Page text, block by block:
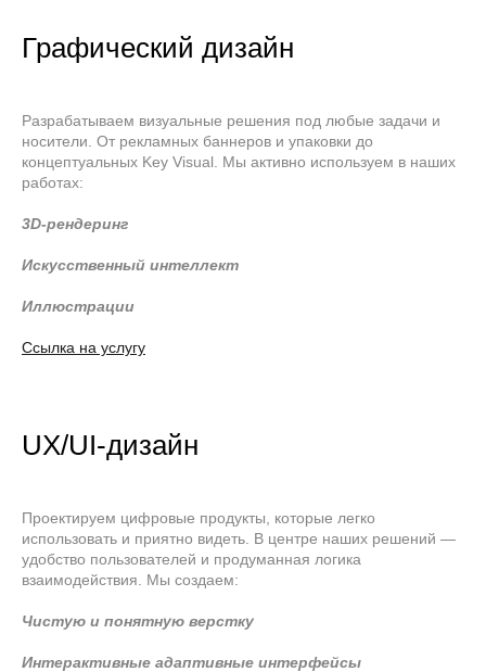
Графический дизайн
Разрабатываем визуальные решения под любые задачи и
носители. От рекламных баннеров и упаковки до
концептуальных Key Visual. Мы активно используем в наших
работах:
3D-рендеринг
Искусственный интеллект
Иллюстрации
Ссылка на услугу
UX/UI-дизайн
Проектируем цифровые продукты, которые легко
использовать и приятно видеть. В центре наших решений —
удобство пользователей и продуманная логика
взаимодействия. Мы создаем:
Чистую и понятную верстку
Интерактивные адаптивные интерфейсы